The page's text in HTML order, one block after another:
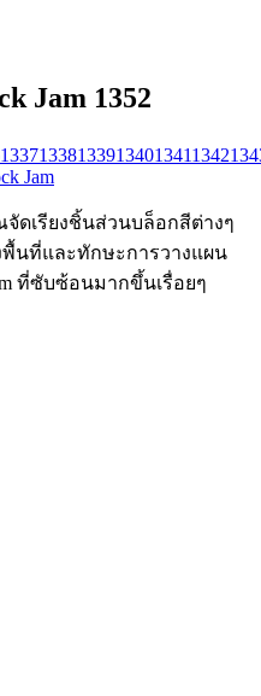
Jam 1352
133713381339134013411342
Jam
ดเรียงชิ้นส่วนบล็อกสีต่างๆ
นที่และทักษะการวางแผน
ที่ซับซ้อนมากขึ้นเรื่อยๆ